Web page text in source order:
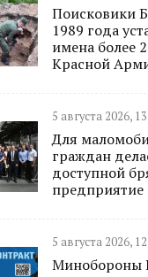
Поисковики
1989 года
имена более
Красной
5 августа 2026,
Для
граждан
доступной
предприятие
5 августа 2026,
Минобoроны